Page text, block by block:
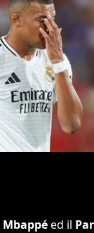
Mbappéed il